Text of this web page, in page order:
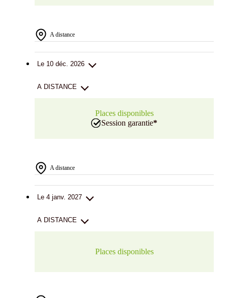
A distance
Le 10 déc. 2026
A DISTANCE
Places disponibles
Session garantie*
A distance
Le 4 janv. 2027
A DISTANCE
Places disponibles